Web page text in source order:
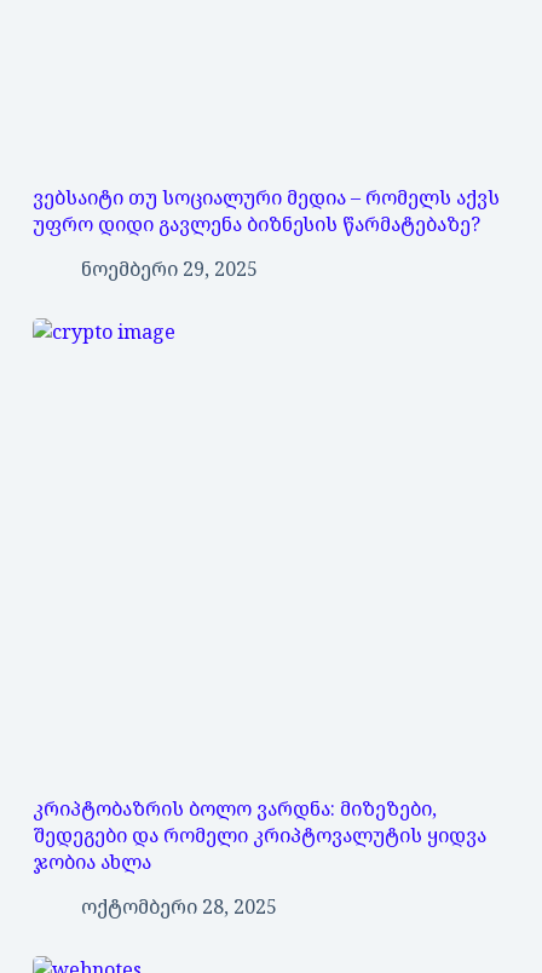
ვებსაიტი თუ სოციალური მედია – რომელს აქვს
უფრო დიდი გავლენა ბიზნესის წარმატებაზე?
ნოემბერი 29, 2025
კრიპტობაზრის ბოლო ვარდნა: მიზეზები,
შედეგები და რომელი კრიპტოვალუტის ყიდვა
ჯობია ახლა
ოქტომბერი 28, 2025